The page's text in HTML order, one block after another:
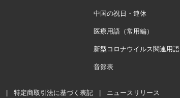
中国の祝日・連休
医療用語（常用編）
新型コロナウイルス関連用語
音節表
特定商取引法に基づく表記 ニュースリリース